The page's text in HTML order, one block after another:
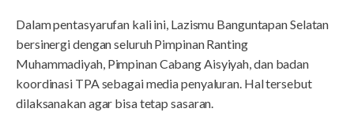
Dalam pentasyarufan kali ini, Lazismu Banguntapan Selatan
bersinergi dengan seluruh Pimpinan Ranting
Muhammadiyah, Pimpinan Cabang Aisyiyah, dan badan
koordinasi TPA sebagai media penyaluran. Hal tersebut
dilaksanakan agar bisa tetap sasaran.